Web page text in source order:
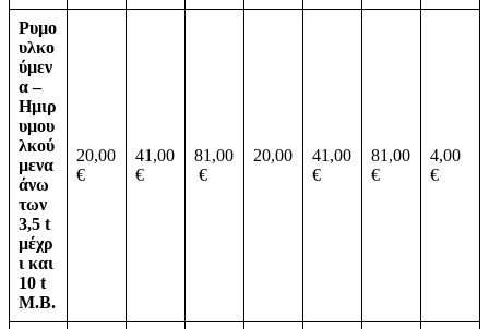
Ρυµο
υλκο
ύµεν
α –
Ηµιρ
υµου
λκού
µενα
άνω
των
3,5 t
μέχρ
ι και
10 t
Μ.Β.
20,00
€
41,00
€
81,00
€
20,00
41,00
€
81,00
€
4,00
€